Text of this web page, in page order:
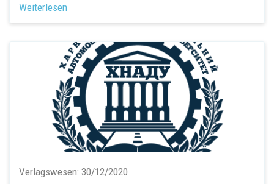
Weiterlesen
Verlagswesen: 30/12/2020